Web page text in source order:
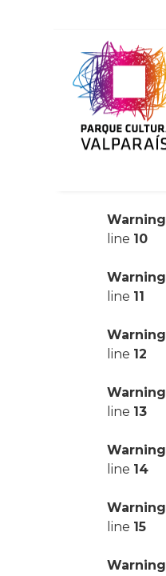
Warning
line 10
Warning
line 11
Warning
line 12
Warning
line 13
Warning
line 14
Warning
line 15
Warning